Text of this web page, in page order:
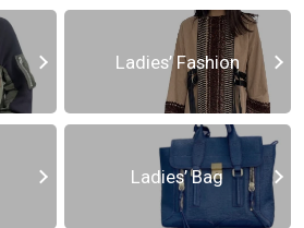
Ladies’ Fashion
Ladies’ Bag